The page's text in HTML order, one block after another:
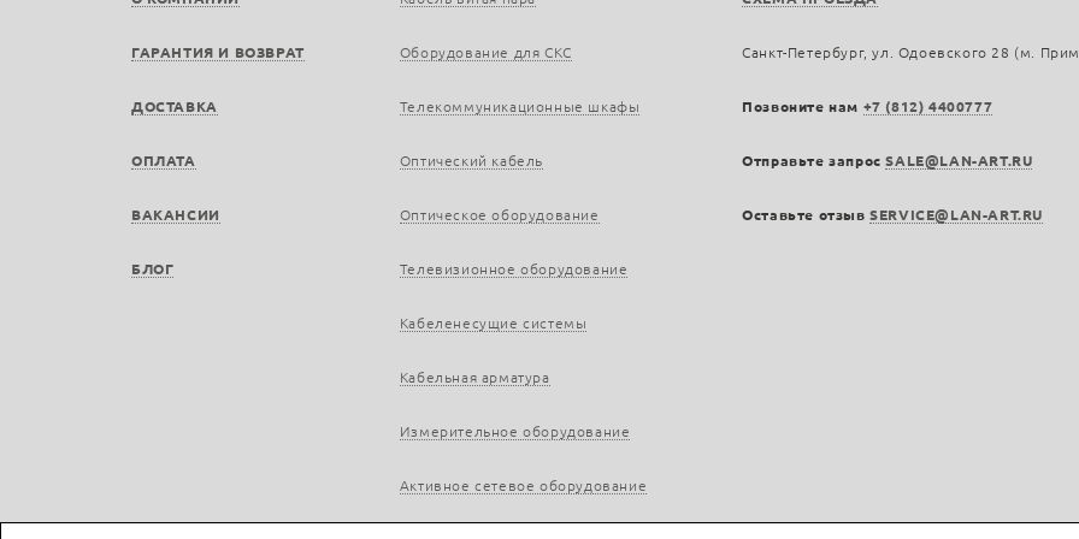
ГАРАНТИЯ И ВОЗВРАТ
ДОСТАВКА
ОПЛАТА
ВАКАНСИИ
БЛОГ
Оборудование для СКС
Телекоммуникационные шкафы
Оптический кабель
Оптическое оборудование
Телевизионное оборудование
Кабеленесущие системы
Кабельная арматура
Измерительное оборудование
Активное сетевое оборудование
Санкт-Петербург, ул. Одоевского 28 (м.
Позвоните нам +7 (812) 4400777
Отправьте запросSALE@LAN-ART.RU
Оставьте отзывSERVICE@LAN-ART.RU